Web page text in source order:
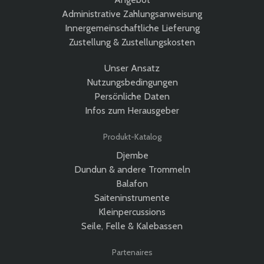
Administrative Zahlungsanweisung
Innergemeinschaftliche Lieferung
Zustellung & Zustellungskosten
Unser Ansatz
Nutzungsbedingungen
Persönliche Daten
Infos zum Herausgeber
Produkt-Katalog
Djembe
Dundun & andere Trommeln
Balafon
Saiteninstrumente
Kleinpercussions
Seile, Felle & Kalebassen
Partenaires